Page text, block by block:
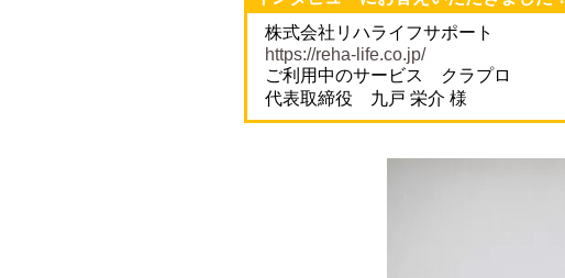
株式会社リハライフサポート
https://reha-life.co.jp/
ご利用中のサービス クラプロ
代表取締役 九戸 栄介 様